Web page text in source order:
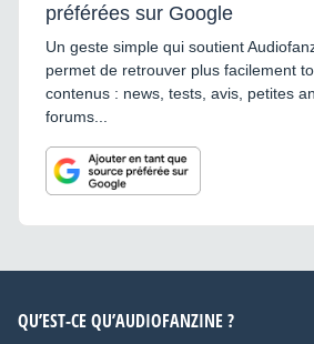
préférées sur Google
Un geste simple qui soutient
permet de retrouver plus facilement
contenus : news, tests, avis, petites
forums...
QU’EST-CE QU’AUDIOFANZINE ?